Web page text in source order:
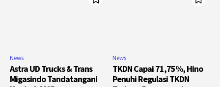
News
Astra UD Trucks & Trans
Migasindo Tandatangani
News
TKDN Capai 71,75%, Hino
Penuhi Regulasi TKDN